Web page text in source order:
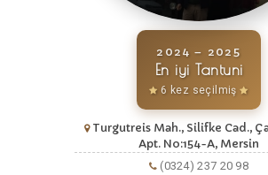
2024 – 2025
En iyi Tantuni
6 kez seçilmiş
Turgutreis Mah., Silifke Cad.,
Apt. No:154-A, Mersin
(0324) 237 20 98